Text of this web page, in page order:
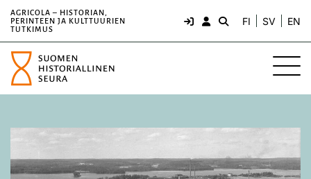
AGRICOLA – HISTORIAN,
PERINTEEN JA KULTTUURIEN
TUTKIMUS
FI SV EN